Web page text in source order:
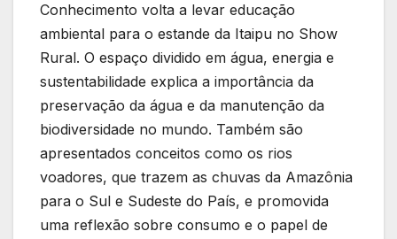
Conhecimento volta a levar educação
ambiental para o estande da Itaipu no Show
Rural. O espaço dividido em água, energia e
sustentabilidade explica a importância da
preservação da água e da manutenção da
biodiversidade no mundo. Também são
apresentados conceitos como os rios
voadores, que trazem as chuvas da Amazônia
para o Sul e Sudeste do País, e promovida
uma reflexão sobre consumo e o papel de